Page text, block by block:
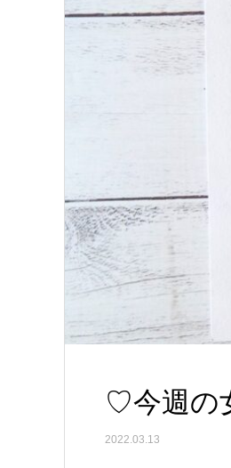
♡今週の
2022.03.13